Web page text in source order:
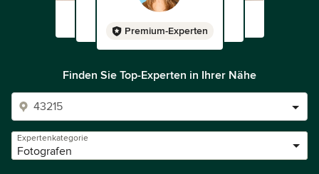
Premium-Experten
Finden Sie Top-Experten in Ihrer Nähe
Expertenkategorie
Fotografen